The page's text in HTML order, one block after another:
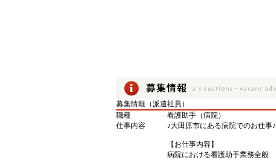
募集情報（派遣社員）
職種
看護助手（病院）
仕事内容
♪大田原市にある病院でのお仕事♪
【お仕事内容】
病院における看護助手業務全般